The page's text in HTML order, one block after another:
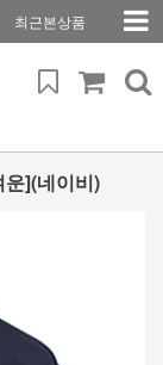
최근본상품
](네이비)